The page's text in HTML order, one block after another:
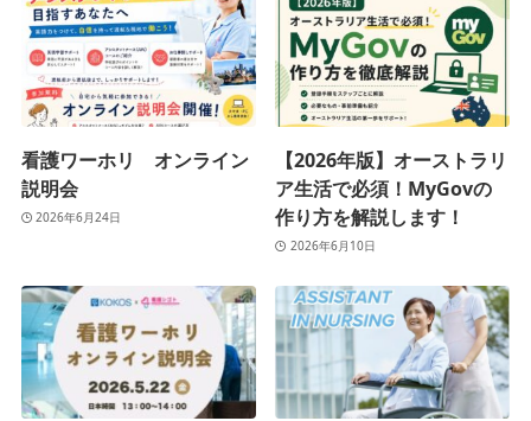
看護ワーホリ オンライン
説明会
2026年6月24日
【2026年版】オーストラリ
ア生活で必須！MyGovの
作り方を解説します！
2026年6月10日